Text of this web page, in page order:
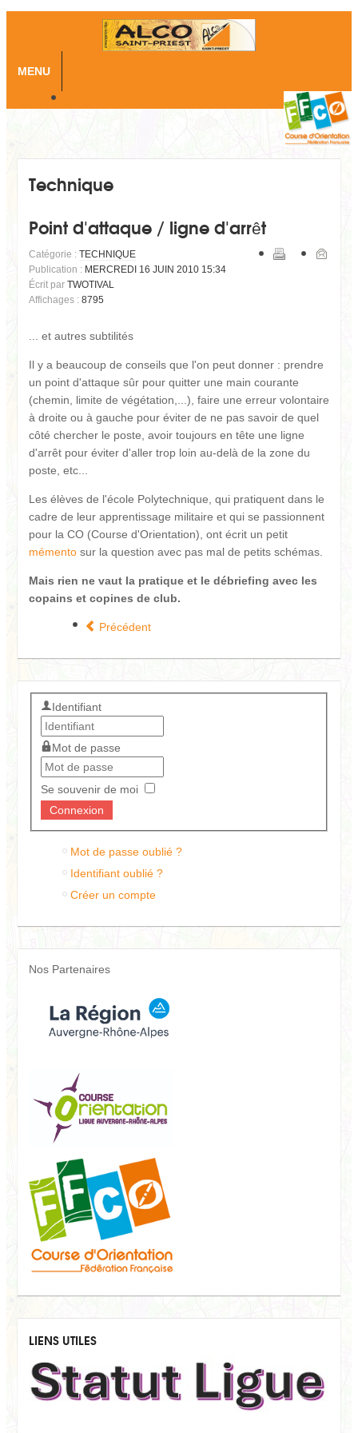
MENU
Technique
Point d'attaque / ligne d'arrêt
Catégorie : TECHNIQUE
Publication : MERCREDI 16 JUIN 2010 15:34
Écrit par TWOTIVAL
Affichages : 8795
... et autres subtilités
Il y a beaucoup de conseils que l'on peut donner : prendre
un point d'attaque sûr pour quitter une main courante
(chemin, limite de végétation,...), faire une erreur volontaire
à droite ou à gauche pour éviter de ne pas savoir de quel
côté chercher le poste, avoir toujours en tête une ligne
d'arrêt pour éviter d'aller trop loin au-delà de la zone du
poste, etc...
Les élèves de l'école Polytechnique, qui pratiquent dans le
cadre de leur apprentissage militaire et qui se passionnent
pour la CO (Course d'Orientation), ont écrit un petit
mémento sur la question avec pas mal de petits schémas.
Mais rien ne vaut la pratique et le débriefing avec les
copains et copines de club.
Précédent
Identifiant
Mot de passe
Se souvenir de moi
Mot de passe oublié ?
Identifiant oublié ?
Créer un compte
Nos Partenaires
LIENS UTILES